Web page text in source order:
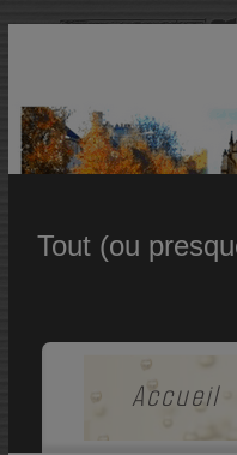
Tout (ou
Accueil